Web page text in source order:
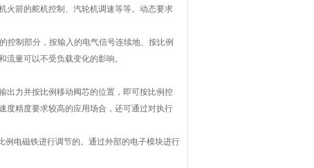
火箭的舵机控制、汽轮机调速等等。动态要求
控制部分，按输入的电气信号连续地、按比例
量可以不受负载变化的影响。
出力并按比例移动阀芯的位置，即可按比例控
度精度要求较高的应用场合，还可通过对执行
例电磁铁进行调节的。通过外部的电子模块进行